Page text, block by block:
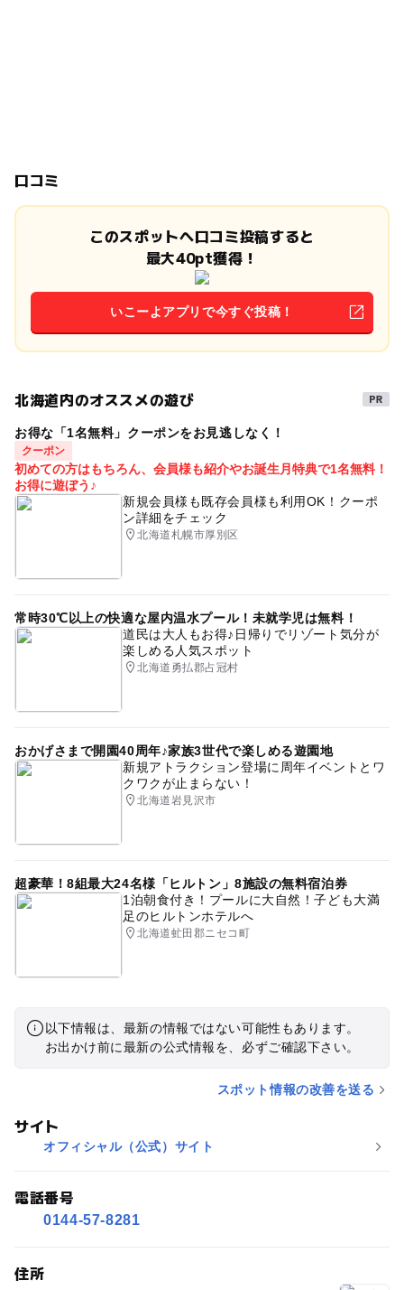
口コミ
このスポットへ口コミ投稿すると
最大40pt獲得！
いこーよアプリで今すぐ投稿！
北海道内のオススメの遊び
お得な「1名無料」クーポンをお見逃しなく！
クーポン
初めての方はもちろん、会員様も紹介やお誕生月特典で1名無料！
お得に遊ぼう♪
新規会員様も既存会員様も利用OK！クーポ
ン詳細をチェック
北海道札幌市厚別区
常時30℃以上の快適な屋内温水プール！未就学児は無料！
道民は大人もお得♪日帰りでリゾート気分が
楽しめる人気スポット
北海道勇払郡占冠村
おかげさまで開園40周年♪家族3世代で楽しめる遊園地
新規アトラクション登場に周年イベントとワ
クワクが止まらない！
北海道岩見沢市
超豪華！8組最大24名様「ヒルトン」8施設の無料宿泊券
1泊朝食付き！プールに大自然！子ども大満
足のヒルトンホテルへ
北海道虻田郡ニセコ町
以下情報は、最新の情報ではない可能性もあります。
お出かけ前に最新の公式情報を、必ずご確認下さい。
スポット情報の改善を送る
サイト
オフィシャル（公式）サイト
電話番号
0144-57-8281
住所